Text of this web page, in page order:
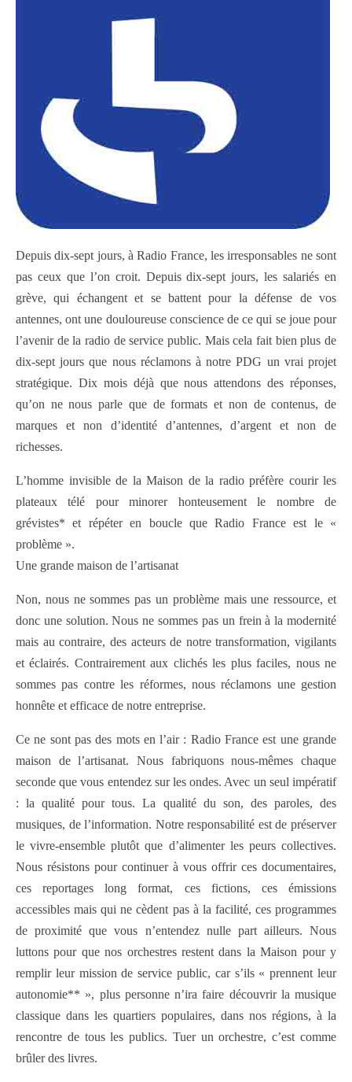
Depuis dix-sept jours, à Radio France, les irresponsables ne sont
pas ceux que l’on croit. Depuis dix-sept jours, les salariés en
grève, qui échangent et se battent pour la défense de vos
antennes, ont une douloureuse conscience de ce qui se joue pour
l’avenir de la radio de service public. Mais cela fait bien plus de
dix-sept jours que nous réclamons à notre PDG un vrai projet
stratégique. Dix mois déjà que nous attendons des réponses,
qu’on ne nous parle que de formats et non de contenus, de
marques et non d’identité d’antennes, d’argent et non de
richesses.
L’homme invisible de la Maison de la radio préfère courir les
plateaux télé pour minorer honteusement le nombre de
grévistes* et répéter en boucle que Radio France est le «
problème ».
Une grande maison de l’artisanat
Non, nous ne sommes pas un problème mais une ressource, et
donc une solution. Nous ne sommes pas un frein à la modernité
mais au contraire, des acteurs de notre transformation, vigilants
et éclairés. Contrairement aux clichés les plus faciles, nous ne
sommes pas contre les réformes, nous réclamons une gestion
honnête et efficace de notre entreprise.
Ce ne sont pas des mots en l’air : Radio France est une grande
maison de l’artisanat. Nous fabriquons nous-mêmes chaque
seconde que vous entendez sur les ondes. Avec un seul impératif
: la qualité pour tous. La qualité du son, des paroles, des
musiques, de l’information. Notre responsabilité est de préserver
le vivre-ensemble plutôt que d’alimenter les peurs collectives.
Nous résistons pour continuer à vous offrir ces documentaires,
ces reportages long format, ces fictions, ces émissions
accessibles mais qui ne cèdent pas à la facilité, ces programmes
de proximité que vous n’entendez nulle part ailleurs. Nous
luttons pour que nos orchestres restent dans la Maison pour y
remplir leur mission de service public, car s’ils « prennent leur
autonomie** », plus personne n’ira faire découvrir la musique
classique dans les quartiers populaires, dans nos régions, à la
rencontre de tous les publics. Tuer un orchestre, c’est comme
brûler des livres.